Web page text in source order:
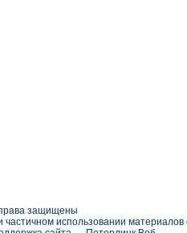
защищены
использовании